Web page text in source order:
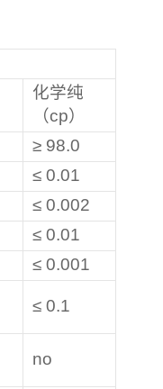
化学纯
（cp）
≥ 98.0
≤ 0.01
≤ 0.002
≤ 0.01
≤ 0.001
≤ 0.1
no